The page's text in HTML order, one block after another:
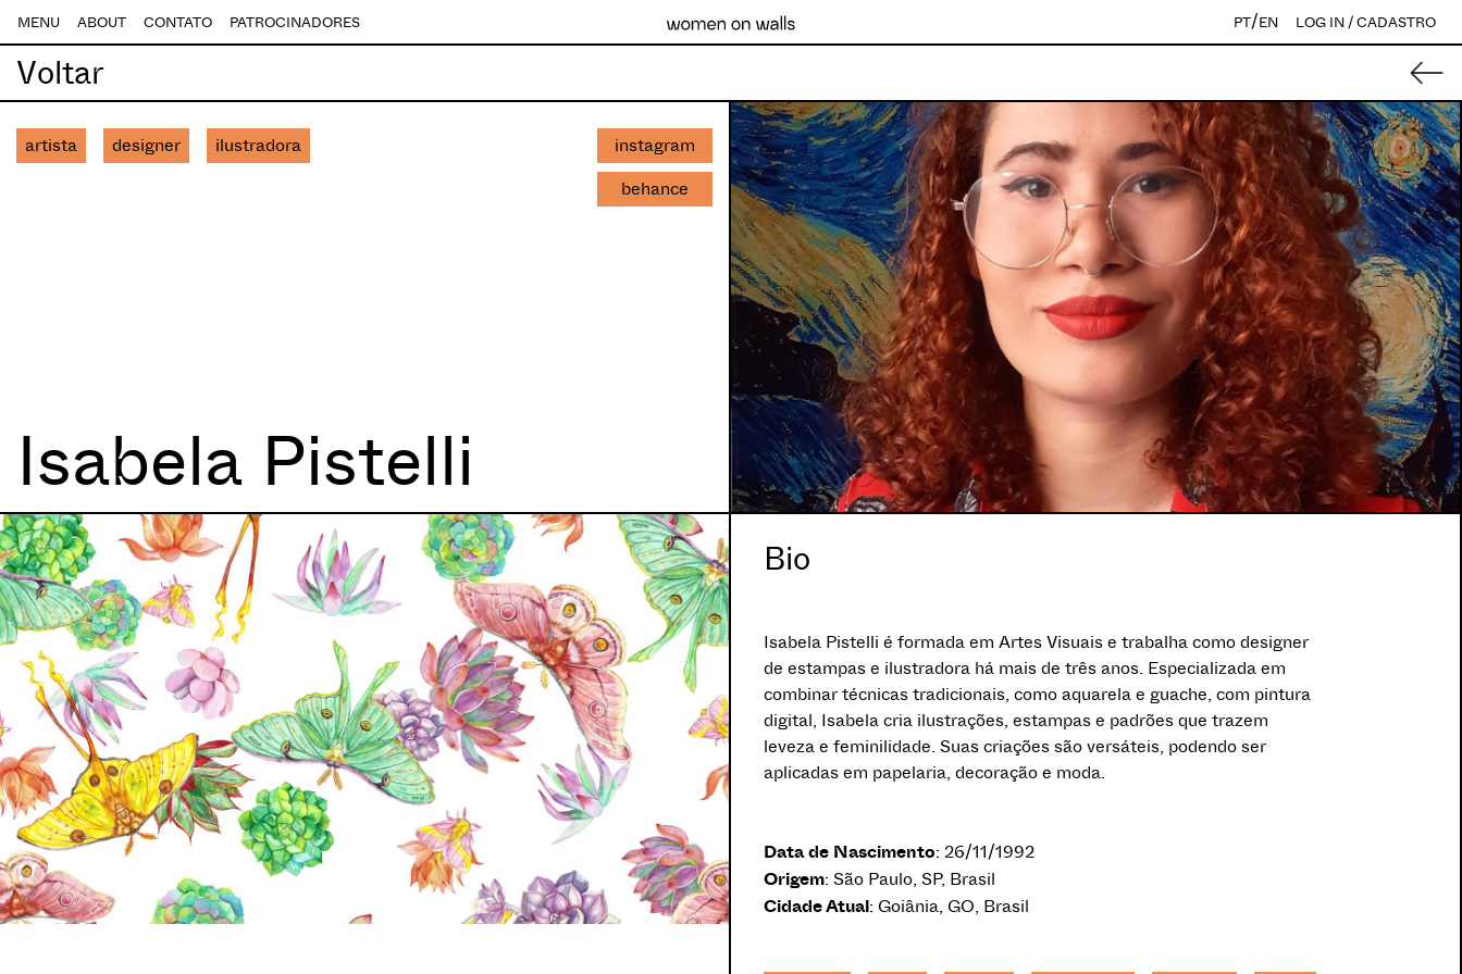
MENU ABOUT CONTATO PATROCINADORES PT/EN LOG IN / CADASTRO
Voltar
artista designer ilustradora
instagram
behance
Isabela Pistelli
Bio
Isabela Pistelli é formada em Artes Visuais e trabalha como designer
de estampas e ilustradora há mais de três anos. Especializada em
combinar técnicas tradicionais, como aquarela e guache, com pintura
digital, Isabela cria ilustrações, estampas e padrões que trazem
leveza e feminilidade. Suas criações são versáteis, podendo ser
aplicadas em papelaria, decoração e moda.
Data de Nascimento: 26/11/1992
Origem: São Paulo, SP, Brasil
Cidade Atual: Goiânia, GO, Brasil